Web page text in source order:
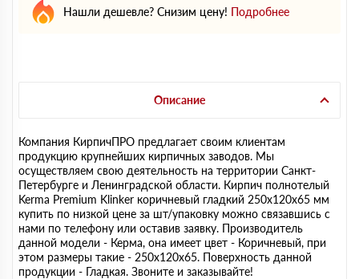
Нашли дешевле? Снизим цену! Подробнее
Описание
Компания КирпичПРО предлагает своим клиентам
продукцию крупнейших кирпичных заводов. Мы
осуществляем свою деятельность на территории Санкт-
Петербурге и Ленинградской области. Кирпич полнотелый
Kerma Premium Klinker коричневый гладкий 250х120х65 мм
купить по низкой цене за шт/упаковку можно связавшись с
нами по телефону или оставив заявку. Производитель
данной модели - Керма, она имеет цвет - Коричневый, при
этом размеры такие - 250х120х65. Поверхность данной
продукции - Гладкая. Звоните и заказывайте!